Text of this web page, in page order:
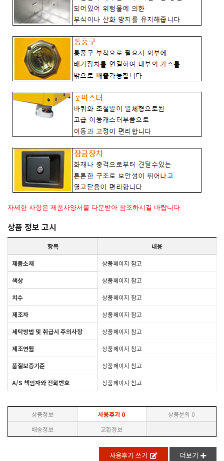
자세한 사항은 제품사양서를 다운받아 참조하시길 바랍니다
상품 정보 고시
항목
내용
제품소재
상품페이지 참고
색상
상품페이지 참고
치수
상품페이지 참고
제조자
상품페이지 참고
세탁방법 및 취급시 주의사항
상품페이지 참고
제조연월
상품페이지 참고
품질보증기준
상품페이지 참고
A/S 책임자와 전화번호
상품페이지 참고
상품정보 사용후기 0 상품문의 0
배송정보
교환정보
사용후기 쓰기 더보기